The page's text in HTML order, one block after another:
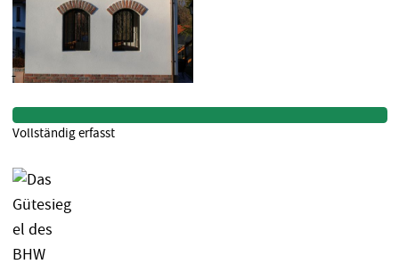
Vollständig erfasst